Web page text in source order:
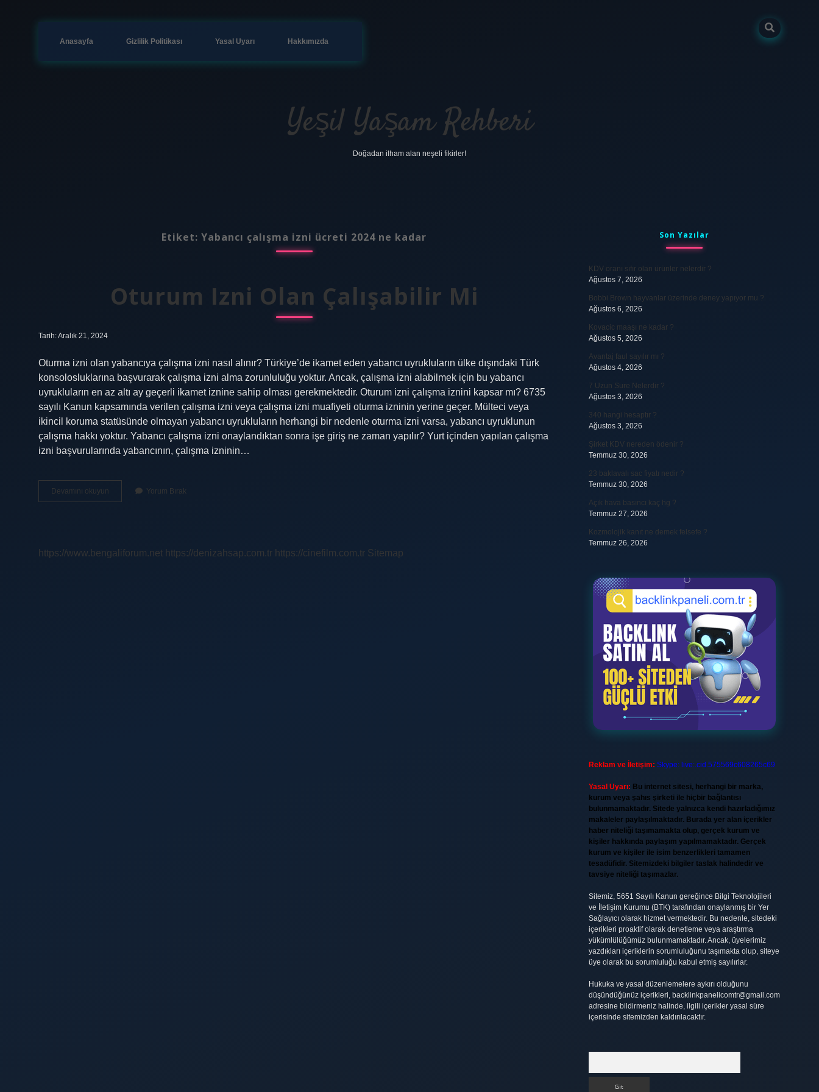
Anasayfa Gizlilik Politikası Yasal Uyarı Hakkımızda
Yeşil Yaşam Rehberi
Doğadan ilham alan neşeli fikirler!
Etiket:Yabancı çalışma izni ücreti 2024 ne kadar
Oturum Izni Olan Çalışabilir Mi
Tarih: Aralık 21, 2024
Oturma izni olan yabancıya çalışma izni nasıl alınır? Türkiye’de ikamet eden yabancı uyrukluların ülke dışındaki Türk
konsolosluklarına başvurarak çalışma izni alma zorunluluğu yoktur. Ancak, çalışma izni alabilmek için bu yabancı
uyrukluların en az altı ay geçerli ikamet iznine sahip olması gerekmektedir. Oturum izni çalışma iznini kapsar mı? 6735
sayılı Kanun kapsamında verilen çalışma izni veya çalışma izni muafiyeti oturma izninin yerine geçer. Mülteci veya
ikincil koruma statüsünde olmayan yabancı uyrukluların herhangi bir nedenle oturma izni varsa, yabancı uyruklunun
çalışma hakkı yoktur. Yabancı çalışma izni onaylandıktan sonra işe giriş ne zaman yapılır? Yurt içinden yapılan çalışma
izni başvurularında yabancının, çalışma izninin…
Devamını okuyun
Izni
Yorum Bırak
https://www.bengaliforum.net https://denizahsap.com.tr https://cinefilm.com.tr Sitemap
SidebarSon Yazılar
KDV oranı sıfır olan ürünler nelerdir ?
Ağustos 7, 2026
Bobbi Brown hayvanlar üzerinde deney yapıyor mu ?
Ağustos 6, 2026
Kovacic maaşı ne kadar ?
Ağustos 5, 2026
Avantaj faul sayılır mı ?
Ağustos 4, 2026
7 Uzun Sure Nelerdir ?
Ağustos 3, 2026
340 hangi hesaptır ?
Ağustos 3, 2026
Şirket KDV nereden ödenir ?
Temmuz 30, 2026
23 baklavalı sac fiyatı nedir ?
Temmuz 30, 2026
Açık hava basıncı kaç hg ?
Temmuz 27, 2026
Kozmolojik kanıt ne demek felsefe ?
Temmuz 26, 2026
Reklam ve İletişim: Skype: live:.cid.575569c608265c69
Yasal Uyarı: Bu internet sitesi, herhangi bir marka,
kurum veya şahıs şirketi ile hiçbir bağlantısı
bulunmamaktadır. Sitede yalnızca kendi hazırladığımız
makaleler paylaşılmaktadır. Burada yer alan içerikler
haber niteliği taşımamakta olup, gerçek kurum ve
kişiler hakkında paylaşım yapılmamaktadır. Gerçek
kurum ve kişiler ile isim benzerlikleri tamamen
tesadüfidir. Sitemizdeki bilgiler taslak halindedir ve
tavsiye niteliği taşımazlar.
Sitemiz, 5651 Sayılı Kanun gereğince Bilgi Teknolojileri
ve İletişim Kurumu (BTK) tarafından onaylanmış bir Yer
Sağlayıcı olarak hizmet vermektedir. Bu nedenle, sitedeki
içerikleri proaktif olarak denetleme veya araştırma
yükümlülüğümüz bulunmamaktadır. Ancak, üyelerimiz
yazdıkları içeriklerin sorumluluğunu taşımakta olup, siteye
üye olarak bu sorumluluğu kabul etmiş sayılırlar.
Hukuka ve yasal düzenlemelere aykırı olduğunu
düşündüğünüz içerikleri, backlinkpanelicomtr@gmail.com
adresine bildirmeniz halinde, ilgili içerikler yasal süre
içerisinde sitemizden kaldırılacaktır.